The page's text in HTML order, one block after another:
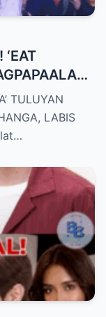
LUNGKOT
TULUYAN
LABIS